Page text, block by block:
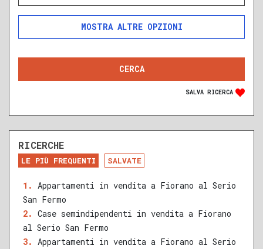
ALTRE OPZIONI
SOLO ANNUNCI IN ASTA
DA RISTRUTTURARE
NUOVA COSTRUZIONE
RECENTE
RISTRUTTURATO
QUALSIASI SUPERFICIE
SALVA RICERCA
RICERCHE
LE PIÙ FREQUENTI SALVATE
Appartamenti in vendita a Fiorano al Serio
San Fermo
Case semindipendenti in vendita a Fiorano
al Serio San Fermo
Appartamenti in vendita a Fiorano al Serio